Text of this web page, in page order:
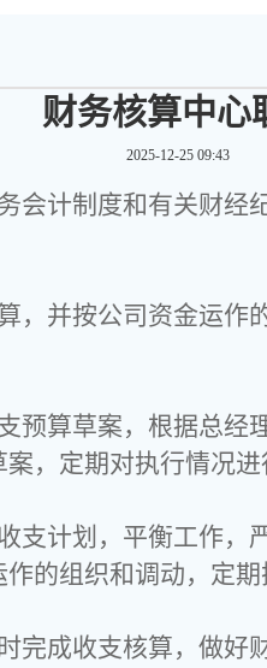
财务核算中心
2025-12-25 09:43
会计制度和有关财经
，并按公司资金运作
预算草案，根据总经
，定期对执行情况
支计划，平衡工作，
的组织和调动，定期
完成收支核算，做好